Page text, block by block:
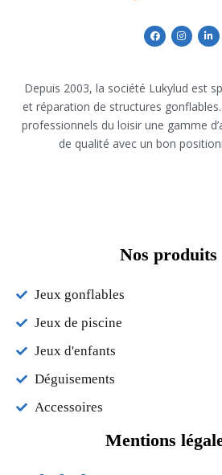
Depuis 2003, la société Lukylud est
et réparation de structures
professionnels du loisir une gamme
de qualité avec un bon
Nos produits
Jeux gonflables
Jeux de piscine
Jeux d'enfants
Déguisements
Accessoires
Mentions